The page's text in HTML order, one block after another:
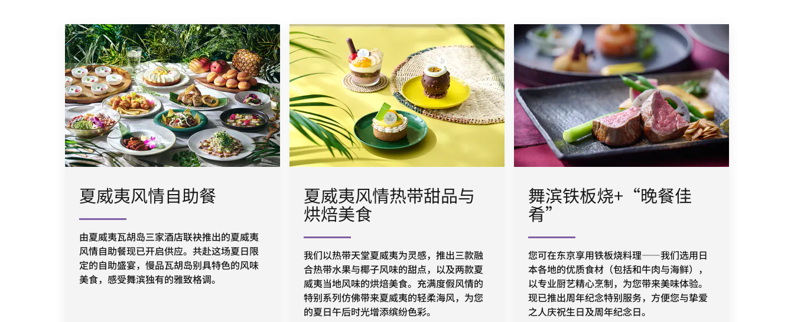
夏威夷风情自助餐
由夏威夷瓦胡岛三家酒店联袂推出的夏威夷
风情自助餐现已开启供应。共赴这场夏日限
定的自助盛宴，慢品瓦胡岛别具特色的风味
美食，感受舞滨独有的雅致格调。
夏威夷风情热带甜品与
烘焙美食
我们以热带天堂夏威夷为灵感，推出三款融
合热带水果与椰子风味的甜点，以及两款夏
威夷当地风味的烘焙美食。充满度假风情的
特别系列仿佛带来夏威夷的轻柔海风，为您
的夏日午后时光增添缤纷色彩。
舞滨铁板烧+“晚餐佳
肴”
您可在东京享用铁板烧料理——我们选用日
本各地的优质食材（包括和牛肉与海鲜），
以专业厨艺精心烹制，为您带来美味体验。
现已推出周年纪念特别服务，方便您与挚爱
之人庆祝生日及周年纪念日。